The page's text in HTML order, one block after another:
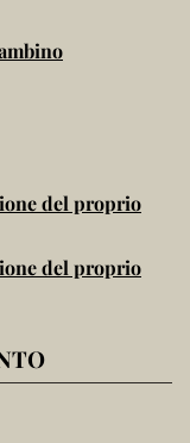
del proprio
del proprio